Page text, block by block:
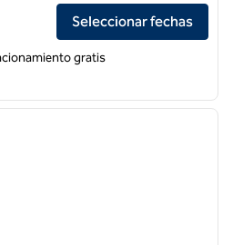
Suites by Hilton Agoura Hills
Seleccionar fechas
gratis